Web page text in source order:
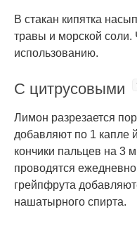
В стакан кипятка
травы и морской соли.
использованию.
С цитрусовыми
Лимон разрезается
добавляют по 1 капле
кончики пальцев на 3
проводятся
грейпфрута
нашатырного спирта.